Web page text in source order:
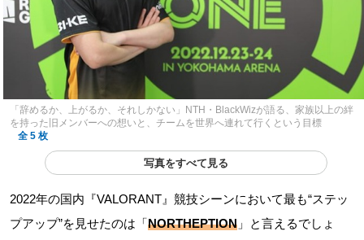
「辞めるか、上がるか、それしかない」NTH・BlackWizが語る、家族以上の絆
を持った旧メンバーへの想いと、チームを世界へ連れて行くという目標
全 5 枚
写真をすべて見る
2022年の国内『VALORANT』競技シーンにおいて最も“ステッ
プアップ”を見せたのは「NORTHEPTION 」と言えるでしょ